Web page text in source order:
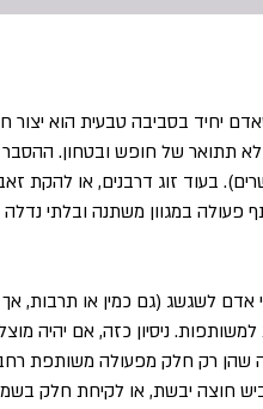
יחיד בסביבה טבעית הוא
תתואר של חופש ובטחון.
בעוד זוג דרבנים, או להקת
פעולה במגוון משתנה ובלתי
לשגשג (גם כמין או תרבות, אך
ניסיון כזה, אם יהיה
שהן רק חלק מפעולה משותפת
חוצה יבשת, או לקיחת חלק